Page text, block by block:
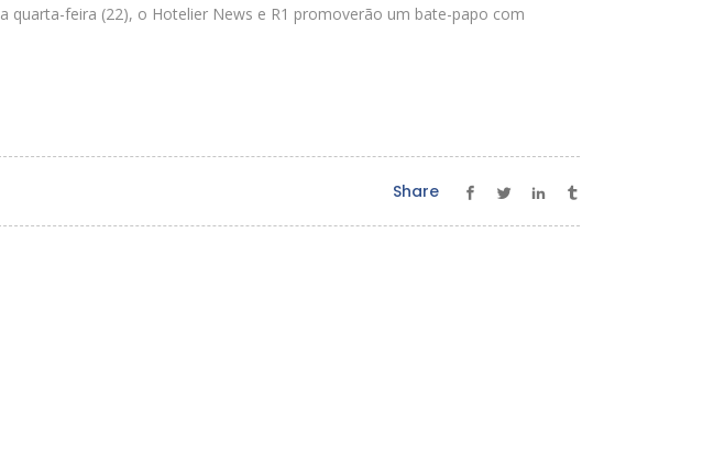
quarta-feira (22), o Hotelier News e R1 promoverão um bate-papo com
Share